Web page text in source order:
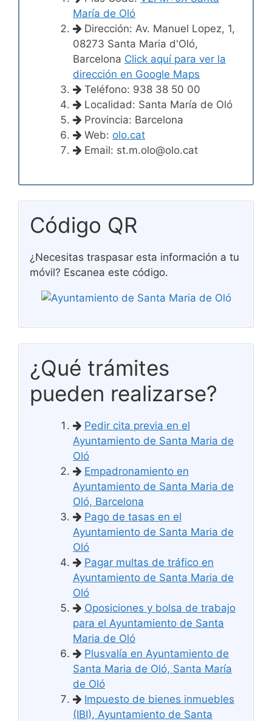
María de Oló
Dirección: Av. Manuel Lopez, 1,
08273 Santa Maria d'Oló,
Barcelona Click aquí para ver la
dirección en Google Maps
Teléfono: 938 38 50 00
Localidad: Santa María de Oló
Provincia: Barcelona
Web: olo.cat
Email: st.m.olo@olo.cat
Código QR
¿Necesitas traspasar esta información a tu
móvil? Escanea este código.
¿Qué trámites
pueden realizarse?
Pedir cita previa en el
Ayuntamiento de Santa Maria de
Oló
Empadronamiento en
Ayuntamiento de Santa Maria de
Oló, Barcelona
Pago de tasas en el
Ayuntamiento de Santa Maria de
Oló
Pagar multas de tráfico en
Ayuntamiento de Santa Maria de
Oló
Oposiciones y bolsa de trabajo
para el Ayuntamiento de Santa
Maria de Oló
Plusvalía en Ayuntamiento de
Santa Maria de Oló, Santa María
de Oló
Impuesto de bienes inmuebles
(IBI), Ayuntamiento de Santa